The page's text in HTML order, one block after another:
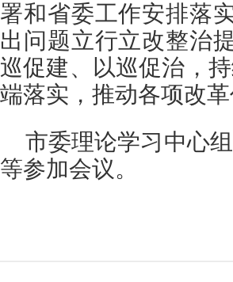
署和省委工作安排落
出问题立行立改整治
巡促建、以巡促治，
端落实，推动各项改
市委理论学习中心
等参加会议。